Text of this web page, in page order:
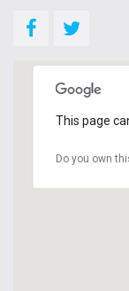
This page
Do you own